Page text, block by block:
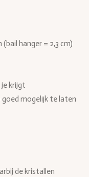
hanger = 2,3 cm)
krijgt
goed mogelijk te laten
de kristallen